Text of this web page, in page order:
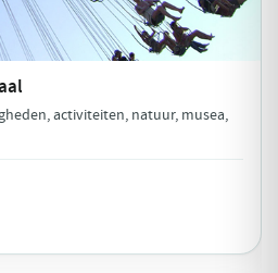
activiteiten, natuur, musea,